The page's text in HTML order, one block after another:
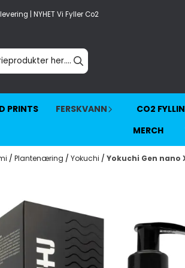
| NYHET Vi Fyller Co2
PRINTS FERSKVANN CO2
MERCH
/ Plantenæring / Yokuchi / Yokuchi Gen